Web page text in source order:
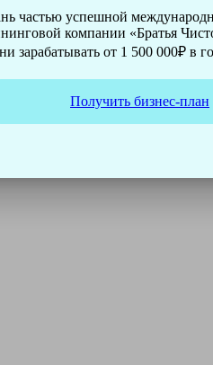
частью успешной
компании «Братья
зарабатывать от 1 500 000₽ в
Получить бизнес-план
марки Kiehl:
пылесос фирмы